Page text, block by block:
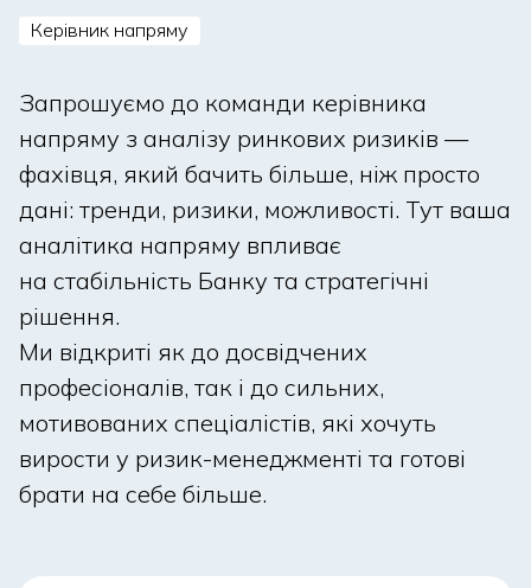
Керівник напряму
Запрошуємо до команди керівника
напряму з аналізу ринкових ризиків —
фахівця, який бачить більше, ніж просто
дані: тренди, ризики, можливості. Тут ваша
аналітика напряму впливає
на стабільність Банку та стратегічні
рішення.
Ми відкриті як до досвідчених
професіоналів, так і до сильних,
мотивованих спеціалістів, які хочуть
вирости у ризик-менеджменті та готові
брати на себе більше.